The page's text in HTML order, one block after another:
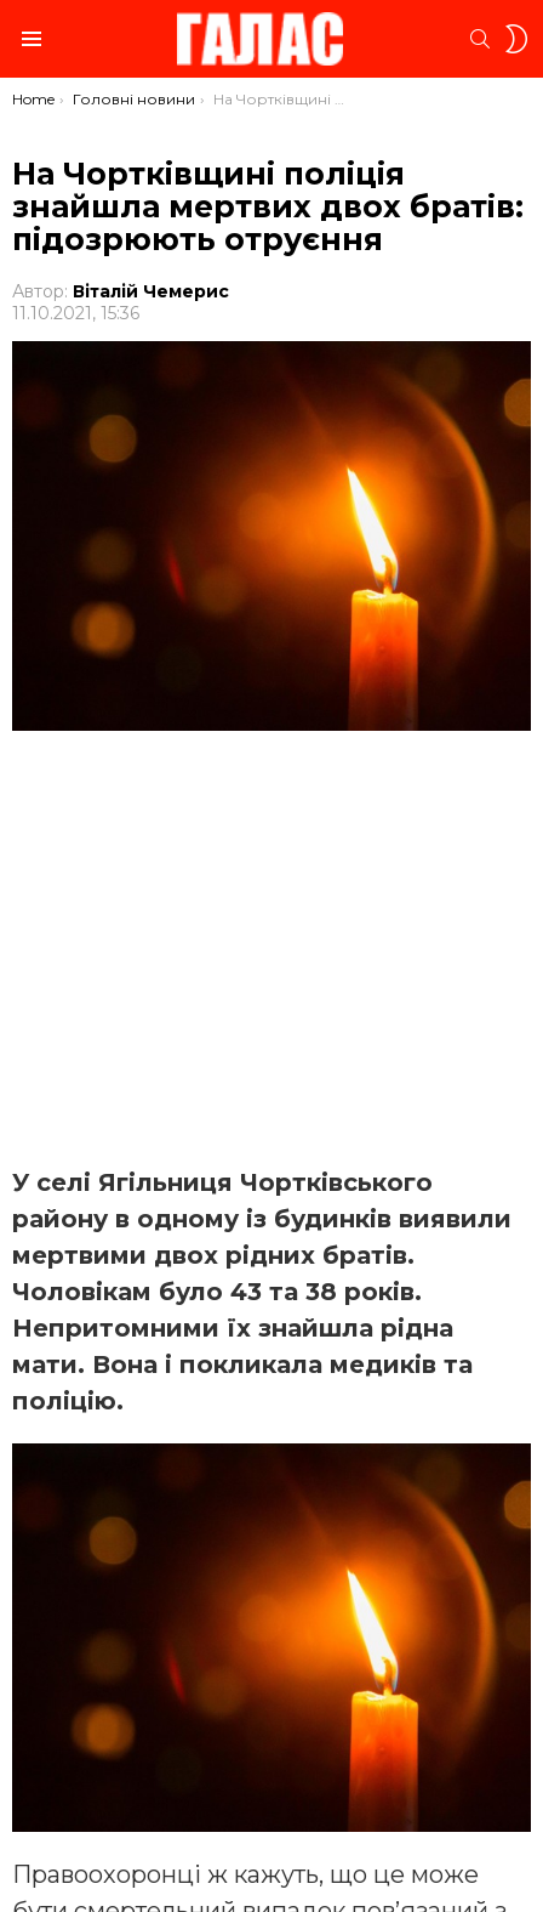
You are here:
Home Головні новини На Чортківщині поліція знайшла мертвих двох братів: підозрюють отруєння
На Чортківщині поліція
знайшла мертвих двох братів:
підозрюють отруєння
Автор: Віталій Чемерис
11.10.2021, 15:36
У селі Ягільниця Чортківського
району в одному із будинків виявили
мертвими двох рідних братів.
Чоловікам було 43 та 38 років.
Непритомними їх знайшла рідна
мати. Вона і покликала медиків та
поліцію.
Правоохоронці ж кажуть, що це може